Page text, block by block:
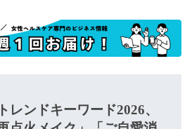
レンドキーワード2026、